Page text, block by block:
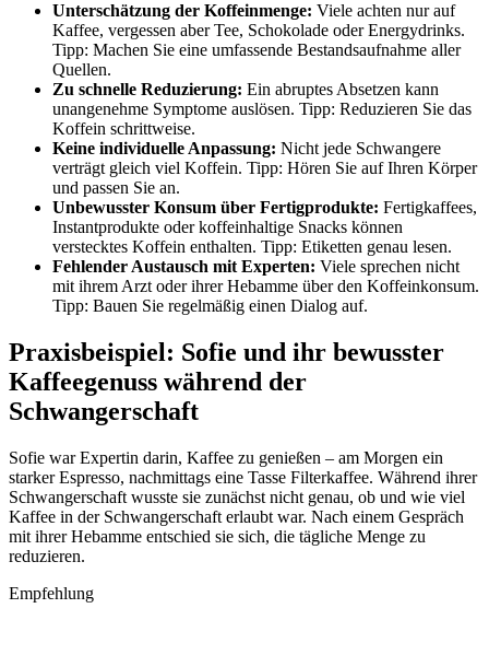
Unterschätzung der Koffeinmenge: Viele achten nur auf
Kaffee, vergessen aber Tee, Schokolade oder Energydrinks.
Tipp: Machen Sie eine umfassende Bestandsaufnahme aller
Quellen.
Zu schnelle Reduzierung: Ein abruptes Absetzen kann
unangenehme Symptome auslösen. Tipp: Reduzieren Sie das
Koffein schrittweise.
Keine individuelle Anpassung: Nicht jede Schwangere
verträgt gleich viel Koffein. Tipp: Hören Sie auf Ihren Körper
und passen Sie an.
Unbewusster Konsum über Fertigprodukte: Fertigkaffees,
Instantprodukte oder koffeinhaltige Snacks können
verstecktes Koffein enthalten. Tipp: Etiketten genau lesen.
Fehlender Austausch mit Experten: Viele sprechen nicht
mit ihrem Arzt oder ihrer Hebamme über den Koffeinkonsum.
Tipp: Bauen Sie regelmäßig einen Dialog auf.
Praxisbeispiel: Sofie und ihr bewusster
Kaffeegenuss während der
Schwangerschaft
Sofie war Expertin darin, Kaffee zu genießen – am Morgen ein
starker Espresso, nachmittags eine Tasse Filterkaffee. Während ihrer
Schwangerschaft wusste sie zunächst nicht genau, ob und wie viel
Kaffee in der Schwangerschaft erlaubt war. Nach einem Gespräch
mit ihrer Hebamme entschied sie sich, die tägliche Menge zu
reduzieren.
Empfehlung